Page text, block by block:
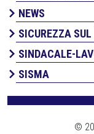
NEWS
SICUREZZA SUL
SINDACALE-
SISMA
©